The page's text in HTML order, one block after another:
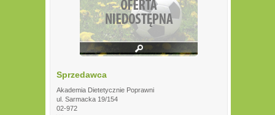
Sprzedawca
Akademia Dietetycznie Poprawni
ul. Sarmacka 19/154
02-972